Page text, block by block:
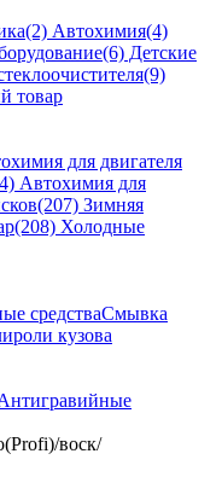
(2) Автохимия(4)
(6) Детские
(9)
товар
для двигателя
Автохимия для
(207) Зимняя
(208) Холодные
средстваСмывка
кузова
воск/